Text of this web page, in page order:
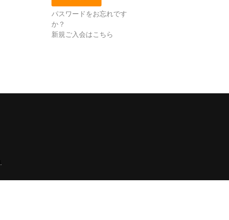
パスワードをお忘れです
か？
新規ご入会はこちら